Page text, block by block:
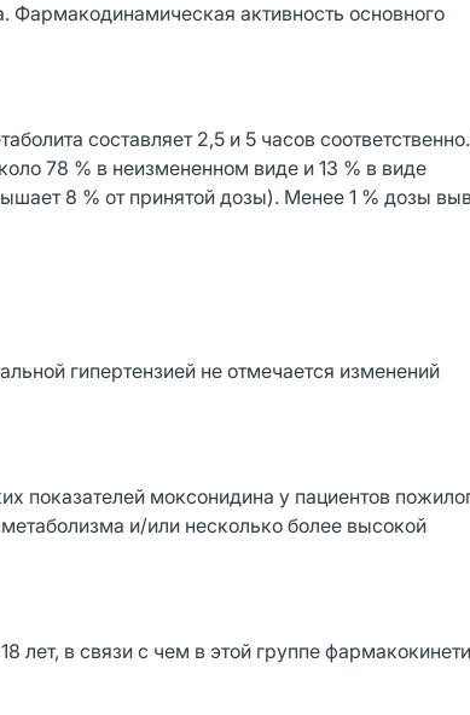
Фармакодинамическая активность основного
составляет 2,5 и 5 часов
78 % в неизмененном виде и 13 % в виде
8 % от принятой дозы). Менее 1 % дозы
гипертензией не отмечается изменений
показателей моксонидина у пациентов
и/или несколько более высокой
лет, в связи с чем в этой группе